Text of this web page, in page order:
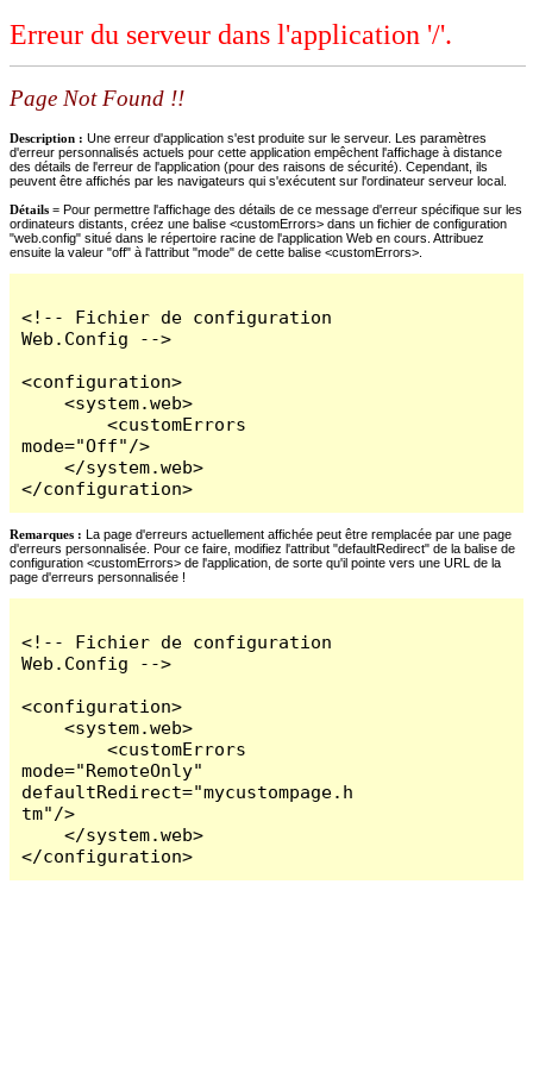
Erreur du serveur dans l'application '/'.
Page Not Found !!
Description : Une erreur d'application s'est produite sur le serveur. Les paramètres
d'erreur personnalisés actuels pour cette application empêchent l'affichage à distance
des détails de l'erreur de l'application (pour des raisons de sécurité). Cependant, ils
peuvent être affichés par les navigateurs qui s'exécutent sur l'ordinateur serveur local.
Détails = Pour permettre l'affichage des détails de ce message d'erreur spécifique sur les
ordinateurs distants, créez une balise <customErrors> dans un fichier de configuration
"web.config" situé dans le répertoire racine de l'application Web en cours. Attribuez
ensuite la valeur "off" à l'attribut "mode" de cette balise <customErrors>.
<!-- Fichier de configuration
Web.Config -->
<configuration>
    <system.web>
        <customErrors
mode="Off"/>
    </system.web>
</configuration>
Remarques : La page d'erreurs actuellement affichée peut être remplacée par une page
d'erreurs personnalisée. Pour ce faire, modifiez l'attribut "defaultRedirect" de la balise de
configuration <customErrors> de l'application, de sorte qu'il pointe vers une URL de la
page d'erreurs personnalisée !
<!-- Fichier de configuration
Web.Config -->
<configuration>
    <system.web>
        <customErrors
mode="RemoteOnly"
defaultRedirect="mycustompage.h
tm"/>
    </system.web>
</configuration>